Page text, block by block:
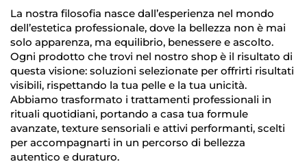
La nostra filosofia nasce dall’esperienza nel mondo
dell’estetica professionale, dove la bellezza non è mai
solo apparenza, ma equilibrio, benessere e ascolto.
Ogni prodotto che trovi nel nostro shop è il risultato di
questa visione: soluzioni selezionate per offrirti risultati
visibili, rispettando la tua pelle e la tua unicità.
Abbiamo trasformato i trattamenti professionali in
rituali quotidiani, portando a casa tua formule
avanzate, texture sensoriali e attivi performanti, scelti
per accompagnarti in un percorso di bellezza
autentico e duraturo.
Login